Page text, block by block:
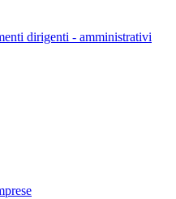
dirigenti - amministrativi